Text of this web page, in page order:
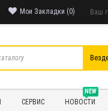
Ваш
Мои Закладки (0)
СЕРВИС
NEW
НОВОСТИ